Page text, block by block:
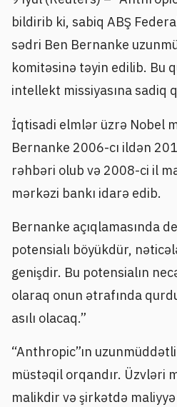
bildirib ki, sabiq ABŞ
sədri Ben Bernanke
komitəsinə təyin edilib. Bu
intellekt missiyasına sadiq
İqtisadi elmlər üzrə Nobel
Bernanke 2006-cı ildən
rəhbəri olub və 2008-ci il
mərkəzi bankı idarə edib.
Bernanke açıqlamasında
potensialı böyükdür,
genişdir. Bu potensialın
olaraq onun ətrafında
asılı olacaq.”
“Anthropic”ın
müstəqil orqandır. Üzvləri
malikdir və şirkətdə